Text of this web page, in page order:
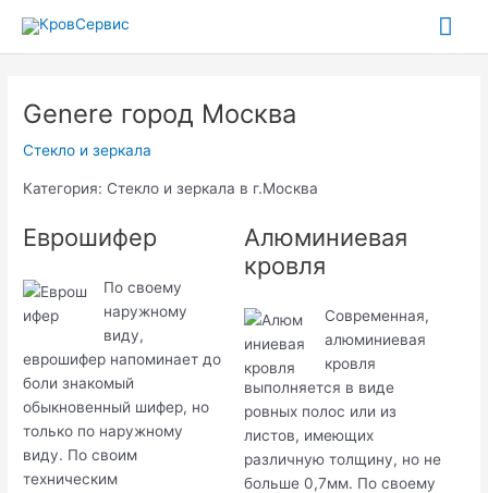
содержимому
Genere город Москва
Стекло и зеркала
Категория: Стекло и зеркала в г.Москва
Еврошифер
По своему
наружному
виду,
еврошифер напоминает до
боли знакомый
обыкновенный шифер, но
только по наружному
виду. По своим
техническим
Алюминиевая
кровля
Современная,
алюминиевая
кровля
выполняется в виде
ровных полос или из
листов, имеющих
различную толщину, но не
больше 0,7мм. По своему